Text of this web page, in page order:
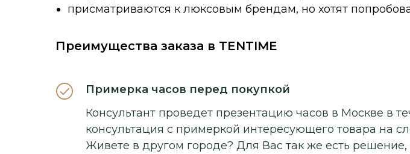
присматриваются к люксовым брендам, но хотят
Преимущества заказа в TENTIME
Примерка часов перед покупкой
Консультант проведет презентацию часов в Москве в
консультация с примеркой интересующего товара на
Живете в другом городе? Для Вас так же есть